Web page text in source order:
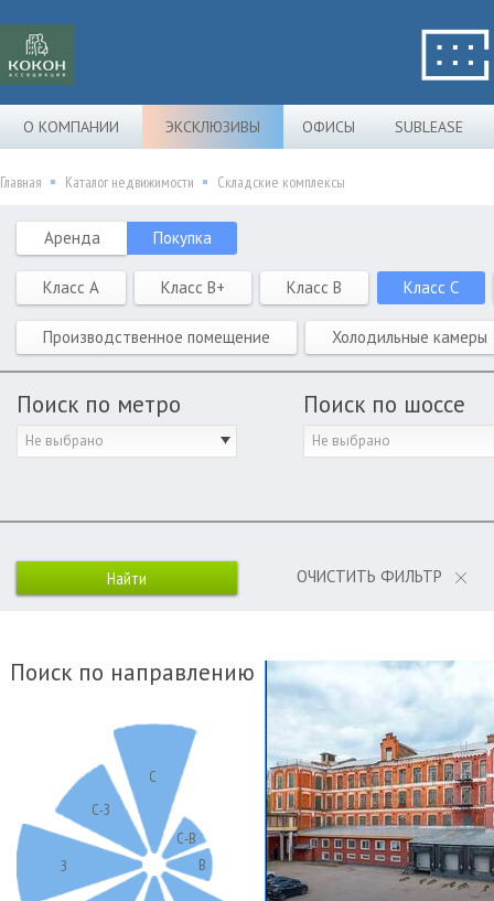
О КОМПАНИИ ЭКСКЛЮЗИВЫ ОФИСЫ SUBLEASE
Главная Каталог недвижимости Складские комплексы
Аренда Покупка
Класс A Класс B+ Класс B Класс C
Производственное помещение Холодильные камеры
Поиск по метро
Не выбрано
Поиск по шоссе
Не выбрано
ОЧИСТИТЬ ФИЛЬТР
Поиск по направлению
С
С-В
В
З
С-З